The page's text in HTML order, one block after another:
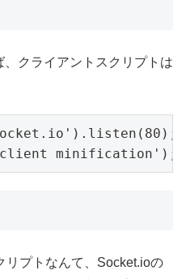
クライアントスクリプトは
client minification');
リプトなんて、Socket.ioの